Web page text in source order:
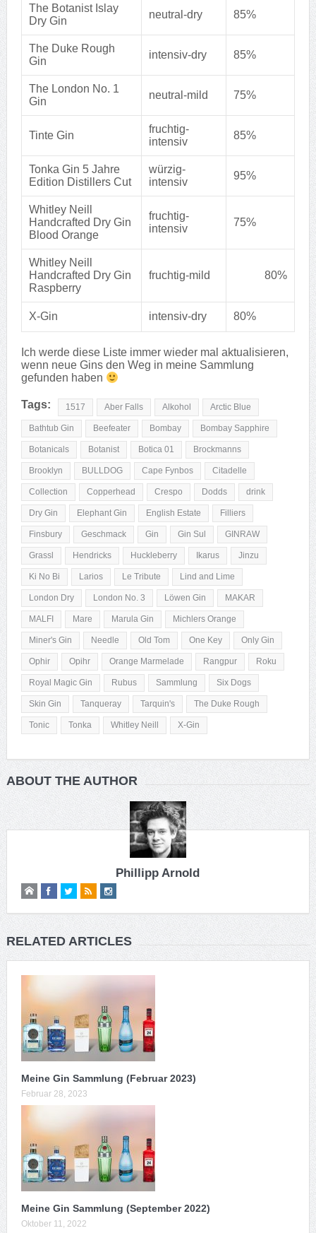
The Botanist Islay
Dry Gin
neutral-dry 85%
The Duke Rough
Gin
intensiv-dry 85%
The London No. 1
Gin
neutral-mild 75%
Tinte Gin
fruchtig-
intensiv
85%
Tonka Gin 5 Jahre
Edition Distillers Cut
würzig-
intensiv
95%
Whitley Neill
Handcrafted Dry Gin
Blood Orange
fruchtig-
intensiv
75%
Whitley Neill
Handcrafted Dry Gin
Raspberry
fruchtig-mild 80%
X-Gin intensiv-dry 80%
Ich werde diese Liste immer wieder mal aktualisieren,
wenn neue Gins den Weg in meine Sammlung
gefunden haben
Tags: 1517 Aber Falls Alkohol Arctic Blue
Bathtub Gin Beefeater Bombay Bombay Sapphire
Botanicals Botanist Botica 01 Brockmanns
Brooklyn BULLDOG Cape Fynbos Citadelle
Collection Copperhead Crespo Dodds drink
Dry Gin Elephant Gin English Estate Filliers
Finsbury Geschmack Gin Gin Sul GINRAW
Grassl Hendricks Huckleberry Ikarus Jinzu
Ki No Bi Larios Le Tribute Lind and Lime
London Dry London No. 3 Löwen Gin MAKAR
MALFI Mare Marula Gin Michlers Orange
Miner's Gin Needle Old Tom One Key Only Gin
Ophir Opihr Orange Marmelade Rangpur Roku
Royal Magic Gin Rubus Sammlung Six Dogs
Skin Gin Tanqueray Tarquin's The Duke Rough
Tonic Tonka Whitley Neill X-Gin
ABOUT THE AUTHOR
Phillipp Arnold
RELATED ARTICLES
Meine Gin Sammlung (Februar 2023)
Februar 28, 2023
Meine Gin Sammlung (September 2022)
Oktober 11, 2022